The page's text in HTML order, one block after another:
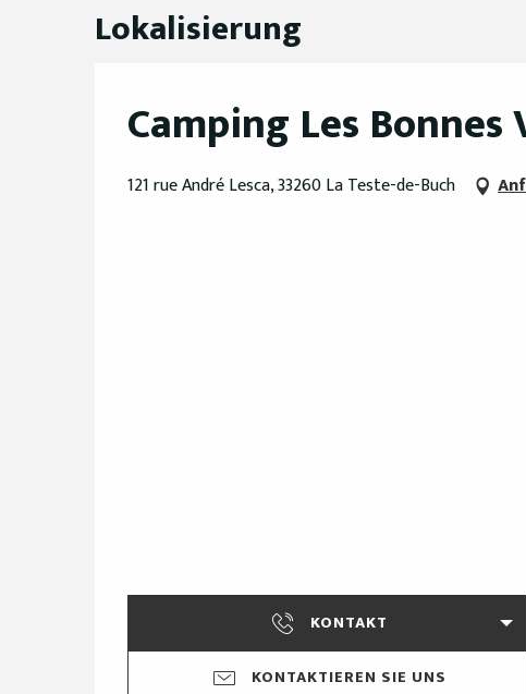
Lokalisierung
Camping Les Bonnes
121 rue André Lesca, 33260 La Teste-de-Buch
KONTAKT
KONTAKTIEREN SIE UNS